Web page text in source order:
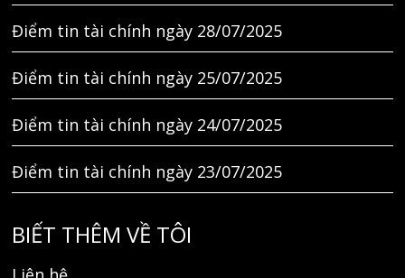
Điểm tin tài chính ngày 28/07/2025
Điểm tin tài chính ngày 25/07/2025
Điểm tin tài chính ngày 24/07/2025
Điểm tin tài chính ngày 23/07/2025
BIẾT THÊM VỀ TÔI